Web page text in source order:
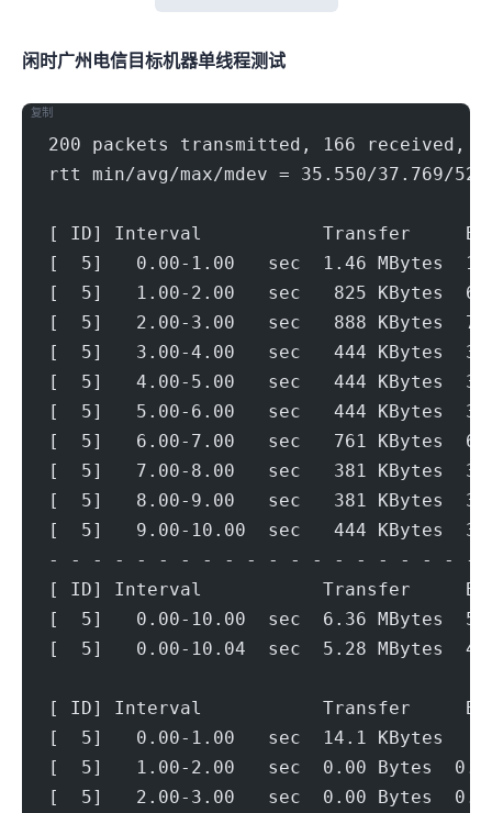
闲时广州电信(500Mbps)目标机器 IPERF3单线程测试
200 packets transmitted, 166 received,
rtt min/avg/max/mdev = 35.550/37.769/
[ ID] Interval           Transfer
[  5]   0.00-1.00   sec  1.46 MBytes
[  5]   1.00-2.00   sec   825 KBytes
[  5]   2.00-3.00   sec   888 KBytes
[  5]   3.00-4.00   sec   444 KBytes
[  5]   4.00-5.00   sec   444 KBytes
[  5]   5.00-6.00   sec   444 KBytes
[  5]   6.00-7.00   sec   761 KBytes
[  5]   7.00-8.00   sec   381 KBytes
[  5]   8.00-9.00   sec   381 KBytes
[  5]   9.00-10.00  sec   444
- - - - - - - - - - - - - - - - - - - -
[ ID] Interval           Transfer
[  5]   0.00-10.00  sec  6.36 MBytes
[  5]   0.00-10.04  sec  5.28 MBytes
[ ID] Interval           Transfer
[  5]   0.00-1.00   sec  14.1
[  5]   1.00-2.00   sec  0.00
[  5]   2.00-3.00   sec  0.00
复制